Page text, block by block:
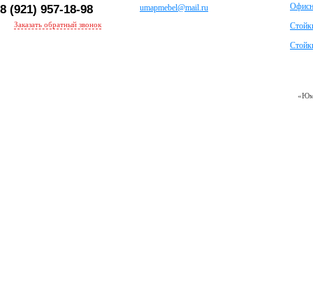
8 (921) 957-18-98
Заказать обратный звонок
umapmebel@mail.ru